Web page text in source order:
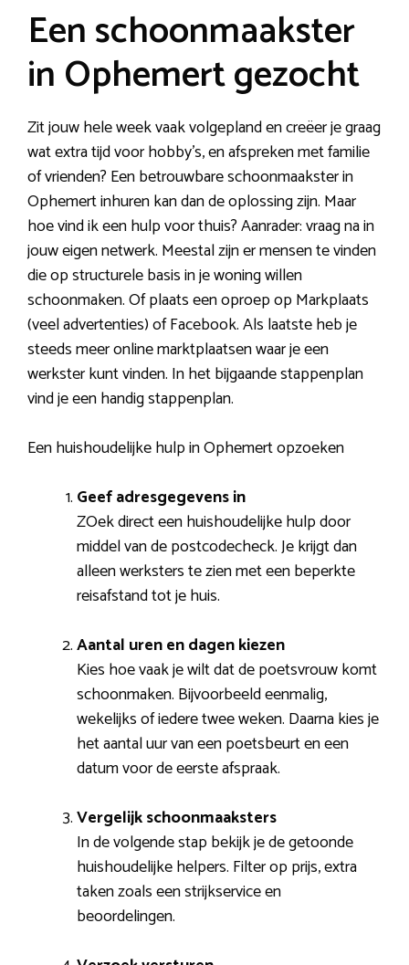
Een schoonmaakster
in Ophemert gezocht
Zit jouw hele week vaak volgepland en creëer je graag
wat extra tijd voor hobby’s, en afspreken met familie
of vrienden? Een betrouwbare schoonmaakster in
Ophemert inhuren kan dan de oplossing zijn. Maar
hoe vind ik een hulp voor thuis? Aanrader: vraag na in
jouw eigen netwerk. Meestal zijn er mensen te vinden
die op structurele basis in je woning willen
schoonmaken. Of plaats een oproep op Markplaats
(veel advertenties) of Facebook. Als laatste heb je
steeds meer online marktplaatsen waar je een
werkster kunt vinden. In het bijgaande stappenplan
vind je een handig stappenplan.
Een huishoudelijke hulp in Ophemert opzoeken
Geef adresgegevens in
ZOek direct een huishoudelijke hulp door
middel van de postcodecheck. Je krijgt dan
alleen werksters te zien met een beperkte
reisafstand tot je huis.
Aantal uren en dagen kiezen
Kies hoe vaak je wilt dat de poetsvrouw komt
schoonmaken. Bijvoorbeeld eenmalig,
wekelijks of iedere twee weken. Daarna kies je
het aantal uur van een poetsbeurt en een
datum voor de eerste afspraak.
Vergelijk schoonmaaksters
In de volgende stap bekijk je de getoonde
huishoudelijke helpers. Filter op prijs, extra
taken zoals een strijkservice en
beoordelingen.